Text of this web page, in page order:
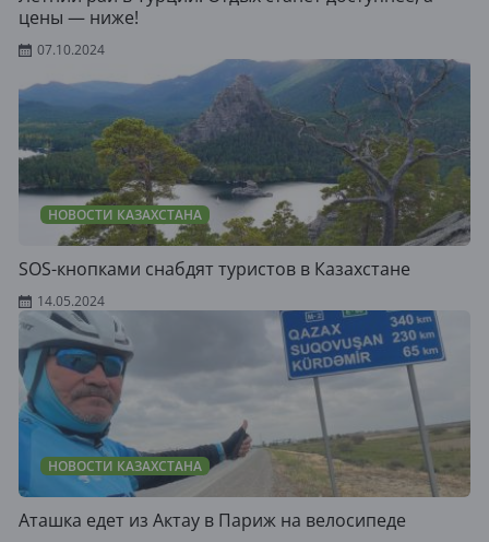
цены — ниже!
07.10.2024
НОВОСТИ КАЗАХСТАНА
SOS-кнопками снабдят туристов в Казахстане
14.05.2024
НОВОСТИ КАЗАХСТАНА
Аташка едет из Актау в Париж на велосипеде